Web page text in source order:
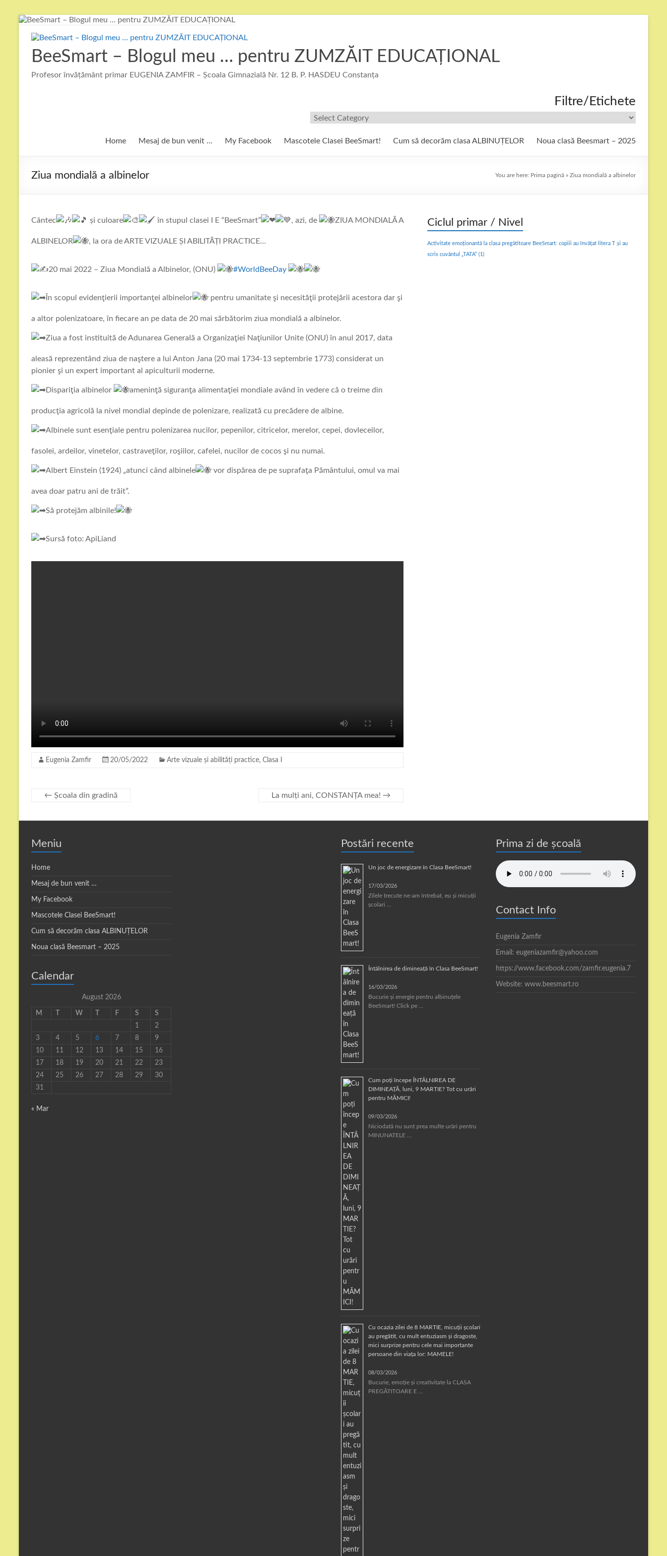
Skip
content
BeeSmart – Blogul meu … pentru ZUMZĂIT EDUCAȚIONAL
Profesor învățământ primar EUGENIA ZAMFIR – Școala Gimnazială Nr. 12 B. P. HASDEU Constanța
Filtre/Etichete
Filtre/Etichete
Home Mesaj de bun venit … My Facebook Mascotele Clasei BeeSmart! Cum să decorăm clasa ALBINUȚELOR Noua clasă Beesmart – 2025
Ziua mondială a albinelor You are here: Prima pagină » Ziua mondială a albinelor
Cântec și culoare în stupul clasei I E “BeeSmart” , azi, de ZIUA MONDIALĂ A
ALBINELOR , la ora de ARTE VIZUALE ȘI ABILITĂȚI PRACTICE…
20 mai 2022 – Ziua Mondială a Albinelor, (ONU) #WorldBeeDay
În scopul evidenţierii importanţei albinelor pentru umanitate şi necesităţii protejării acestora dar şi
a altor polenizatoare, în fiecare an pe data de 20 mai sărbătorim ziua mondială a albinelor.
Ziua a fost instituită de Adunarea Generală a Organizaţiei Naţiunilor Unite (ONU) în anul 2017, data
aleasă reprezentând ziua de naştere a lui Anton Jana (20 mai 1734-13 septembrie 1773) considerat un
pionier şi un expert important al apiculturii moderne.
Dispariţia albinelor ameninţă siguranţa alimentaţiei mondiale având în vedere că o treime din
producţia agricolă la nivel mondial depinde de polenizare, realizată cu precădere de albine.
Albinele sunt esenţiale pentru polenizarea nucilor, pepenilor, citricelor, merelor, cepei, dovleceilor,
fasolei, ardeilor, vinetelor, castraveţilor, roşiilor, cafelei, nucilor de cocos şi nu numai.
Albert Einstein (1924) „atunci când albinele vor dispărea de pe suprafaţa Pământului, omul va mai
avea doar patru ani de trăit”.
Să protejăm albinile!
Sursă foto: ApiLiand
Eugenia Zamfir 20/05/2022 Arte vizuale și abilități practice, Clasa I
← Școala din gradină La mulți ani, CONSTANȚA mea! →
Ciclul primar / Nivel
Activitate emoționantă la clasa pregătitoare BeeSmart: copiii au învățat litera T și au
scris cuvântul „TATA” (1)
Meniu
Home
Mesaj de bun venit …
My Facebook
Mascotele Clasei BeeSmart!
Cum să decorăm clasa ALBINUȚELOR
Noua clasă Beesmart – 2025
Calendar
August 2026
M W F S
S
1
2
3
4 5 6 7 8
9
10
11 12 13 14 15
16
17
18 19 20 21 22
23
24
25 26 27 28 29
30
31
« Mar
Postări recente
Un joc de energizare în Clasa BeeSmart!
17/03/2026
Zilele trecute ne-am întrebat, eu și micuții
școlari …
Întâlnirea de dimineață în Clasa BeeSmart!
16/03/2026
Bucurie și energie pentru albinuțele
BeeSmart! Click pe …
Cum poți începe ÎNTÂLNIREA DE
DIMINEAȚĂ, luni, 9 MARTIE? Tot cu urări
pentru MĂMICI!
09/03/2026
Niciodată nu sunt prea multe urări pentru
MINUNATELE …
Cu ocazia zilei de 8 MARTIE, micuții școlari
au pregătit, cu mult entuziasm și dragoste,
mici surprize pentru cele mai importante
persoane din viața lor: MAMELE!
08/03/2026
Bucurie, emoție și creativitate la CLASA
PREGĂTITOARE E …
Prima zi de școală
Contact Info
Eugenia Zamfir
Email: eugeniazamfir@yahoo.com
https://www.facebook.com/zamfir.eugenia.7
Website: www.beesmart.ro